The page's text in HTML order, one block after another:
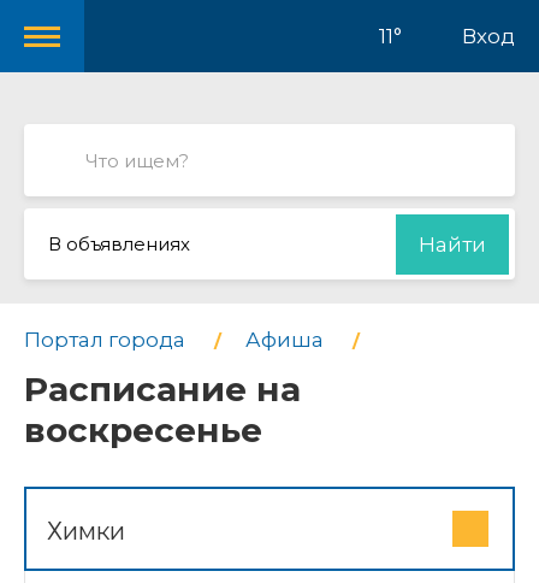
11° Вход
В объявлениях Найти
Портал города Афиша
Расписание на
воскресенье
Химки